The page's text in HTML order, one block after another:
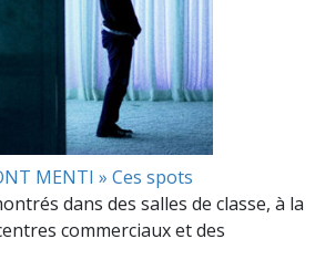
MENTI » Ces spots
dans des salles de classe, à la
commerciaux et des